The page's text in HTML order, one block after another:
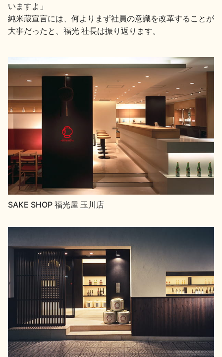
いますよ」
純米蔵宣言には、何よりまず社員の意識を改革することが
大事だったと、福光 社長は振り返ります。
SAKE SHOP 福光屋 玉川店